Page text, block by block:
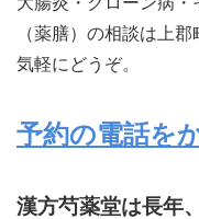
（薬膳）の相談は上
気軽にどうぞ。
予約の電話を
漢方芍薬堂は長年